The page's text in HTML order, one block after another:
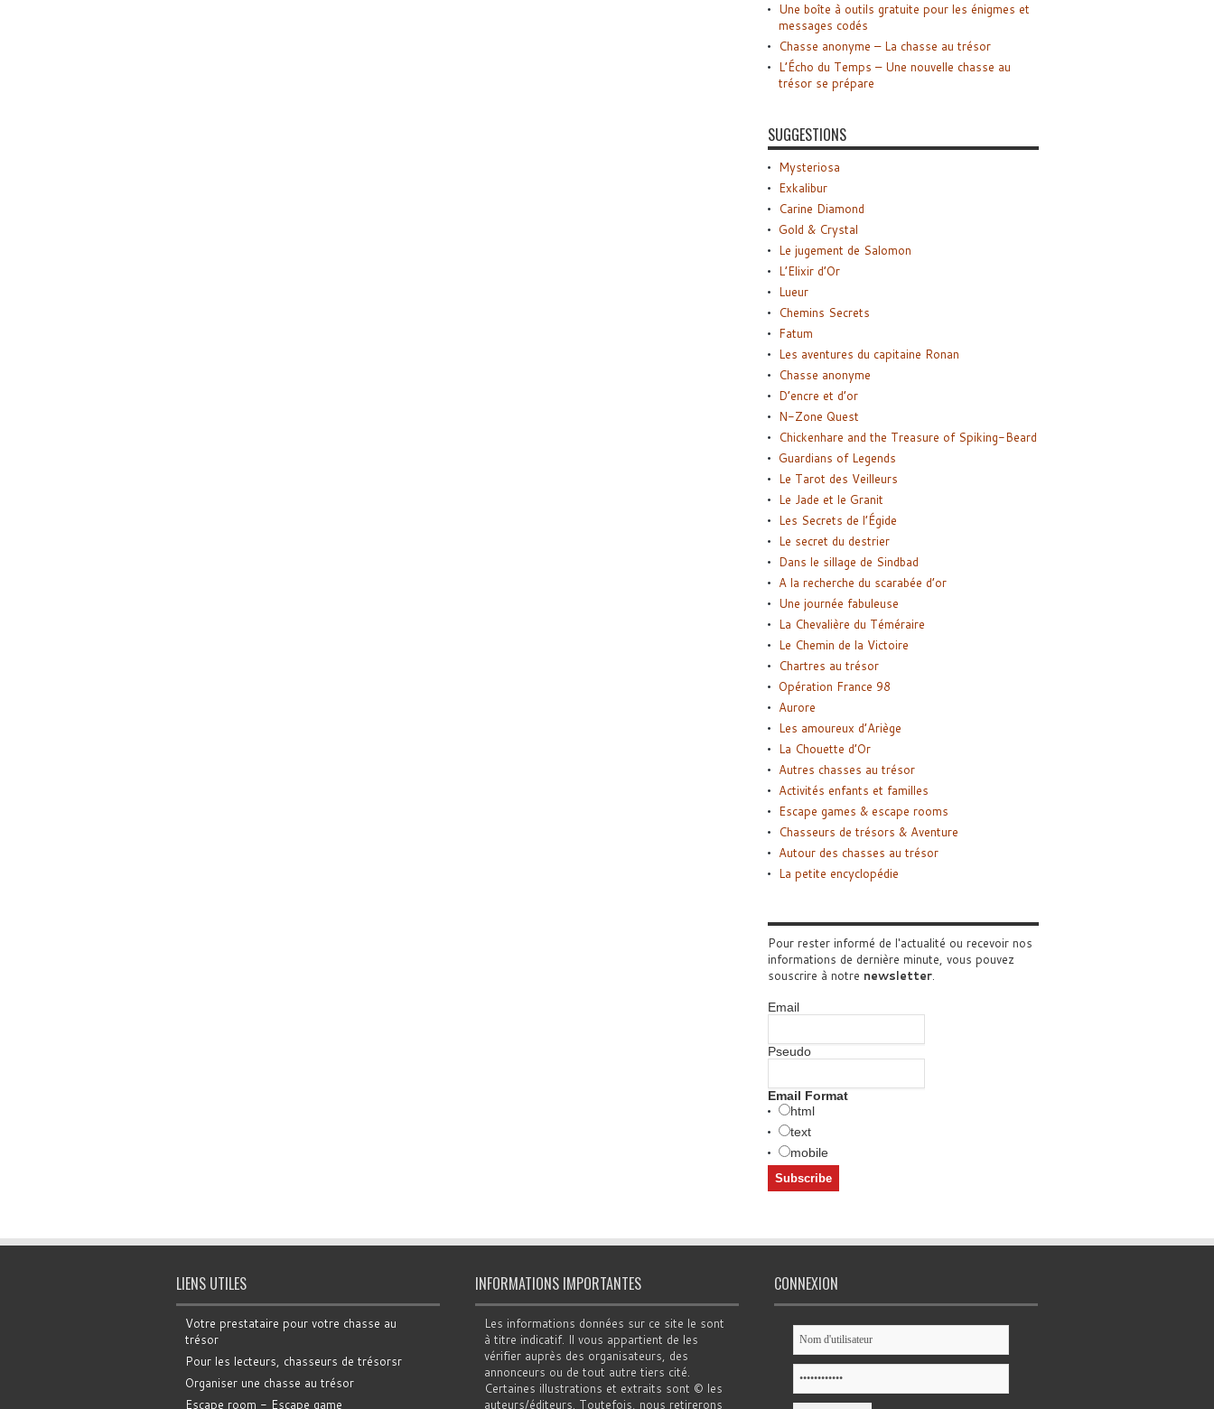
Une boîte à outils gratuite pour les énigmes et
messages codés
Chasse anonyme – La chasse au trésor
L’Écho du Temps – Une nouvelle chasse au
trésor se prépare
SUGGESTIONS
Mysteriosa
Exkalibur
Carine Diamond
Gold & Crystal
Le jugement de Salomon
L’Elixir d’Or
Lueur
Chemins Secrets
Fatum
Les aventures du capitaine Ronan
Chasse anonyme
D’encre et d’or
N-Zone Quest
Chickenhare and the Treasure of Spiking-Beard
Guardians of Legends
Le Tarot des Veilleurs
Le Jade et le Granit
Les Secrets de l’Égide
Le secret du destrier
Dans le sillage de Sindbad
A la recherche du scarabée d’or
Une journée fabuleuse
La Chevalière du Téméraire
Le Chemin de la Victoire
Chartres au trésor
Opération France 98
Aurore
Les amoureux d’Ariège
La Chouette d’Or
Autres chasses au trésor
Activités enfants et familles
Escape games & escape rooms
Chasseurs de trésors & Aventure
Autour des chasses au trésor
La petite encyclopédie
Pour rester informé de l'actualité ou recevoir nos
informations de dernière minute, vous pouvez
souscrire à notre newsletter.
Email
Pseudo
Email Format
html
text
mobile
LIENS UTILES
Votre prestataire pour votre chasse au
trésor
Pour les lecteurs, chasseurs de trésorsr
Organiser une chasse au trésor
Escape room - Escape game
INFORMATIONS IMPORTANTES
Les informations données sur ce site le sont
à titre indicatif. Il vous appartient de les
vérifier auprès des organisateurs, des
annonceurs ou de tout autre tiers cité.
Certaines illustrations et extraits sont © les
auteurs/éditeurs. Toutefois, nous retirerons
CONNEXION